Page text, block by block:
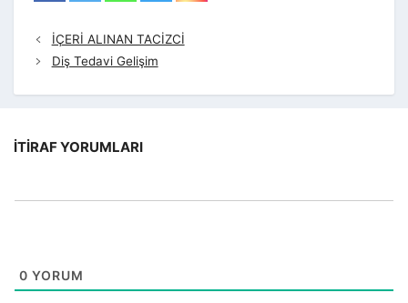
İÇERİ ALINAN TACİZCİ
Diş Tedavi Gelişim
İTIRAF YORUMLARI
0 YORUM